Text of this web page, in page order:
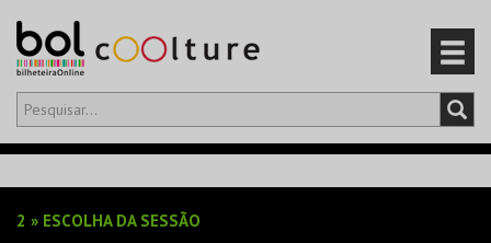
Olá,iniciar sessão
2 » ESCOLHA DA SESSÃO